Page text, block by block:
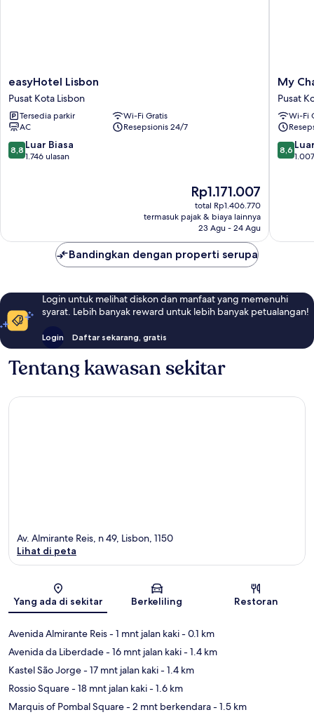
easyHotel
Lisbon
Pusat
Kota
Lisbon
easyHotel Lisbon
Pusat Kota Lisbon
Tersedia parkir
Wi-Fi Gratis
AC
Resepsionis 24/7
8.8
dari
8,8 Luar Biasa
1.746 ulasan
Harga
sekarang
Rp1.171.007
Rp1.171.007
total Rp1.406.770
termasuk pajak & biaya lainnya
23 Agu - 24 Agu
My
Charm
Lisbon
Suites
Pusat
Kota
Lisbon
My
Pusat
Wi-Fi
8.6
dari
8,6
Bandingkan dengan properti serupa
Login untuk melihat diskon dan manfaat yang memenuhi
syarat. Lebih banyak reward untuk lebih banyak petualangan!
Login Daftar sekarang, gratis
Tentang kawasan sekitar
Peta
Av. Almirante Reis, n 49, Lisbon, 1150
Lihat di peta
Yang ada di sekitar Berkeliling Restoran
Avenida Almirante Reis- 1 mnt jalan kaki- 0.1 km
Avenida da Liberdade- 16 mnt jalan kaki- 1.4 km
Kastel São Jorge- 17 mnt jalan kaki- 1.4 km
Rossio Square- 18 mnt jalan kaki- 1.6 km
Marquis of Pombal Square- 2 mnt berkendara- 1.5 km